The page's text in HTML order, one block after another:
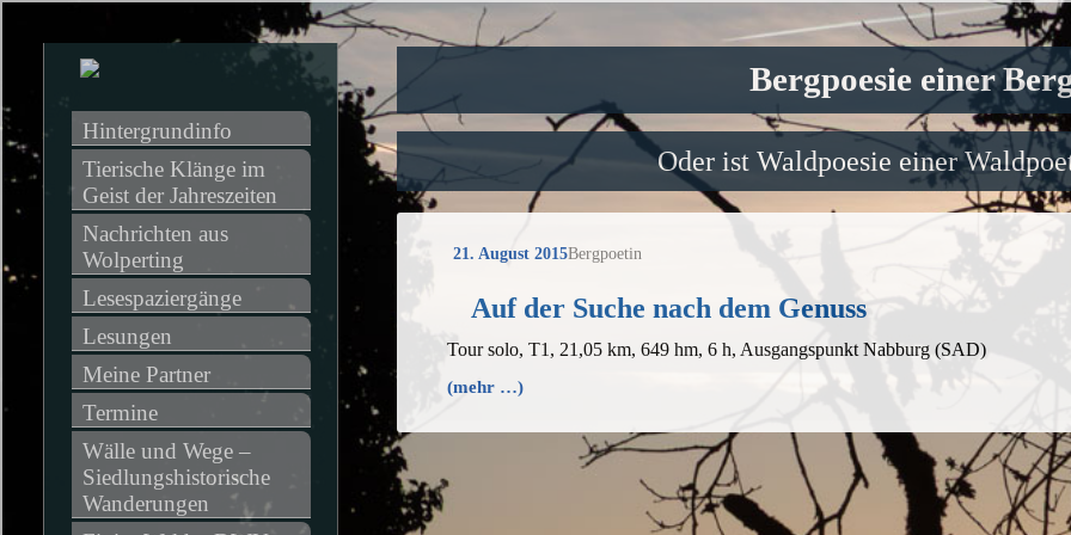
Bergpoesie einer
Oder ist Waldpoesie einer
21. August 2015Bergpoetin
Auf der Suche nach dem Genuss
Tour solo, T1, 21,05 km, 649 hm, 6 h, Ausgangspunkt Nabburg (SAD)
(mehr …)
Hintergrundinfo
Tierische Klänge im
Geist der Jahreszeiten
Nachrichten aus
Wolperting
Lesespaziergänge
Lesungen
Meine Partner
Termine
Wälle und Wege –
Siedlungshistorische
Wanderungen